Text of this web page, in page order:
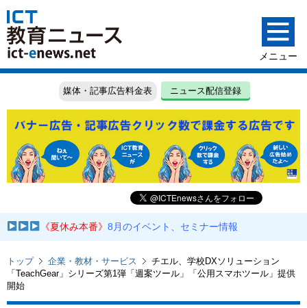
媒体・記事広告料金表 ニュース配信登録
《夏休み本番》8月のイベント、セミナー情報
トップ 企業・教材・サービス
チエル、学校DXソリューション
「TeachGear」シリーズ第1弾「週案ツール」「公用スマホツール」提供
開始